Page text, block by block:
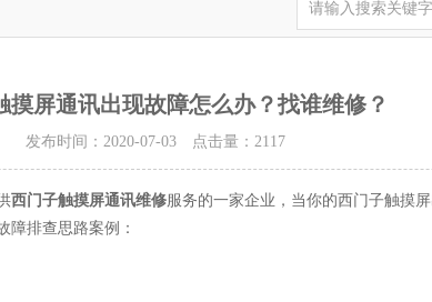
摸屏通讯出现故障怎么办？找谁维修？
发布时间：2020-07-03 点击量： 2117
西门子触摸屏通讯维修服务的一家企业，当你的西门子触摸
障排查思路案例：